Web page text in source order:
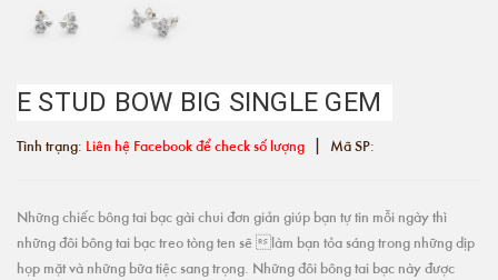
E STUD BOW BIG SINGLE GEM
Tình trạng: Liên hệ Facebook để check số lượng | Mã SP:
Những chiếc bông tai bạc gài chui đơn giản giúp bạn tự tin mỗi ngày thì
những đôi bông tai bạc treo tòng ten sẽ làm bạn tỏa sáng trong những dịp
họp mặt và những bữa tiệc sang trọng. Những đôi bông tai bạc này được